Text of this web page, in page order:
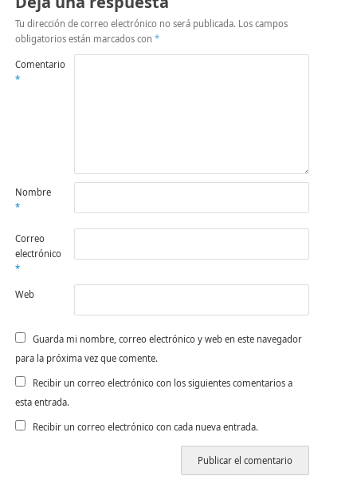
Tu dirección de correo electrónico no será publicada. Los campos
obligatorios están marcados con *
Comentario
*
Nombre
*
Correo
electrónico
*
Web
Guarda mi nombre, correo electrónico y web en este navegador
para la próxima vez que comente.
Recibir un correo electrónico con los siguientes comentarios a
esta entrada.
Recibir un correo electrónico con cada nueva entrada.